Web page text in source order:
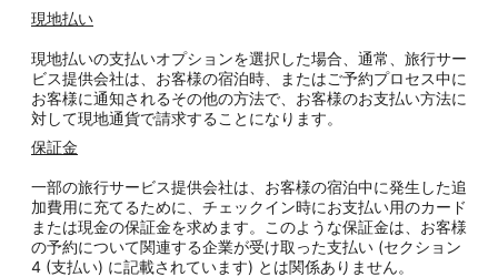
現地払い
現地払いの支払いオプションを選択した場合、通常、旅行サー
ビス提供会社は、お客様の宿泊時、またはご予約プロセス中に
お客様に通知されるその他の方法で、お客様のお支払い方法に
対して現地通貨で請求することになります。
保証金
一部の旅行サービス提供会社は、お客様の宿泊中に発生した追
加費用に充てるために、チェックイン時にお支払い用のカード
または現金の保証金を求めます。このような保証金は、お客様
の予約について関連する企業が受け取った支払い (セクション
4 (支払い) に記載されています) とは関係ありません。